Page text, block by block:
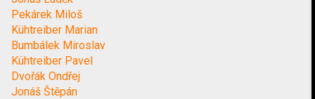
Pekárek Miloš
Kühtreiber Marian
Bumbálek Miroslav
Kühtreiber Pavel
Dvořák Ondřej
Jonáš Štěpán